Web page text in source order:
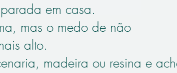
em casa.
mas o medo de não
alto.
madeira ou resina e